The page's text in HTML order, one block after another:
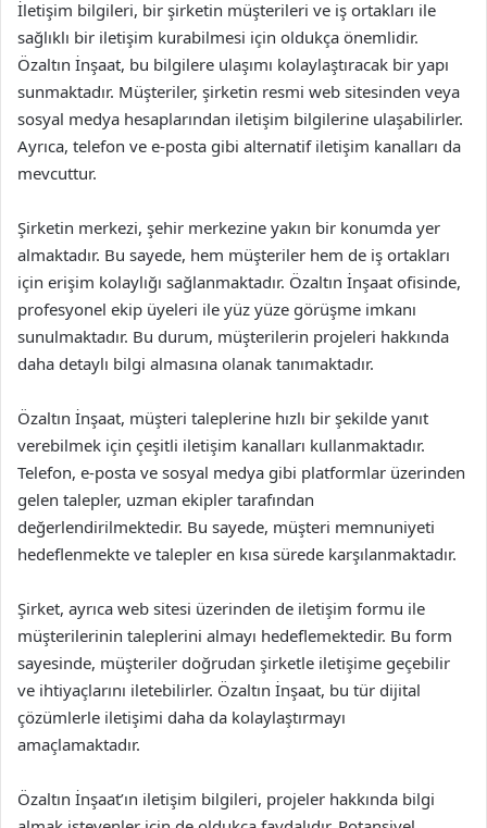
İletişim bilgileri, bir şirketin müşterileri ve iş ortakları ile
sağlıklı bir iletişim kurabilmesi için oldukça önemlidir.
Özaltın İnşaat, bu bilgilere ulaşımı kolaylaştıracak bir yapı
sunmaktadır. Müşteriler, şirketin resmi web sitesinden veya
sosyal medya hesaplarından iletişim bilgilerine ulaşabilirler.
Ayrıca, telefon ve e-posta gibi alternatif iletişim kanalları da
mevcuttur.
Şirketin merkezi, şehir merkezine yakın bir konumda yer
almaktadır. Bu sayede, hem müşteriler hem de iş ortakları
için erişim kolaylığı sağlanmaktadır. Özaltın İnşaat ofisinde,
profesyonel ekip üyeleri ile yüz yüze görüşme imkanı
sunulmaktadır. Bu durum, müşterilerin projeleri hakkında
daha detaylı bilgi almasına olanak tanımaktadır.
Özaltın İnşaat, müşteri taleplerine hızlı bir şekilde yanıt
verebilmek için çeşitli iletişim kanalları kullanmaktadır.
Telefon, e-posta ve sosyal medya gibi platformlar üzerinden
gelen talepler, uzman ekipler tarafından
değerlendirilmektedir. Bu sayede, müşteri memnuniyeti
hedeflenmekte ve talepler en kısa sürede karşılanmaktadır.
Şirket, ayrıca web sitesi üzerinden de iletişim formu ile
müşterilerinin taleplerini almayı hedeflemektedir. Bu form
sayesinde, müşteriler doğrudan şirketle iletişime geçebilir
ve ihtiyaçlarını iletebilirler. Özaltın İnşaat, bu tür dijital
çözümlerle iletişimi daha da kolaylaştırmayı
amaçlamaktadır.
Özaltın İnşaat’ın iletişim bilgileri, projeler hakkında bilgi